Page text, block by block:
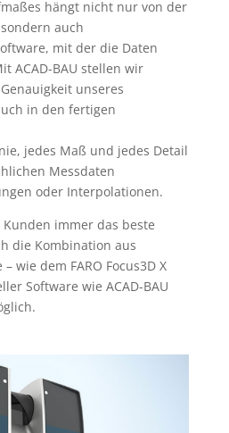
hängt nicht nur von der
auch
mit der die Daten
ACAD-BAU stellen wir
unseres
in den fertigen
jedes Maß und jedes Detail
Messdaten
oder Interpolationen.
immer das beste
die Kombination aus
wie dem FARO Focus3D X
Software wie ACAD-BAU